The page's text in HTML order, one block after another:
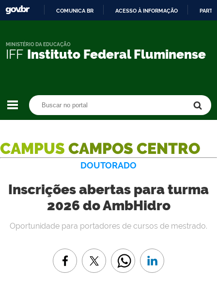
CONTEÚDO
COMUNICA BR ACESSO À INFORMAÇÃO
IFF Instituto Federal Fluminense
MINISTÉRIO DA EDUCAÇÃO
CAMPUS CAMPOS CENTRO
DOUTORADO
Inscrições abertas para turma
2026 do AmbHidro
Oportunidade para portadores de cursos de mestrado.